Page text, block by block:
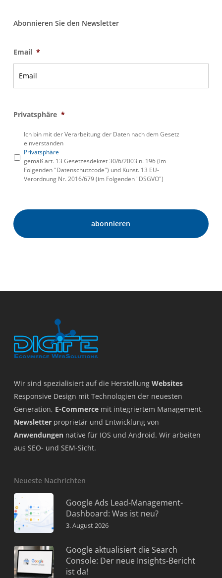
Abonnieren Sie den Newsletter
Email *
Privatsphäre *
Ich bin mit der Verarbeitung der Daten nach dem Gesetz
einverstanden
Privatsphäre
gemäß art. 13 Gesetzesdekret 30/6/2003 n. 196 (im
Folgenden "Datenschutzcode") und Kunst. 13 EU-
Verordnung Nr. 2016/679 (im Folgenden "DSGVO")
Wir sind spezialisiert auf die Herstellung Websites
Responsive Design mit Technologien der neuesten
Generation, E-Commerce mit integriertem Management,
Newsletter proprietär und Entwicklung von
Anwendungen native für IOS und Android. Wir arbeiten
aus SEO- und SEM-Sicht.
Neueste Nachrichten
Google Ads Lead-Management-
Dashboard: Was ist neu?
3. August 2026
Google aktualisiert die Search
Console: Der neue Insights-Bericht
ist da!